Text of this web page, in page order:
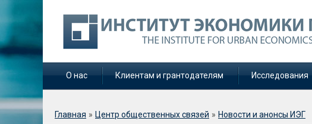
О нас Клиентам и грантодателям Исследования
Вы здесь
Главная » Центр общественных связей » Новости и анонсы ИЭГ